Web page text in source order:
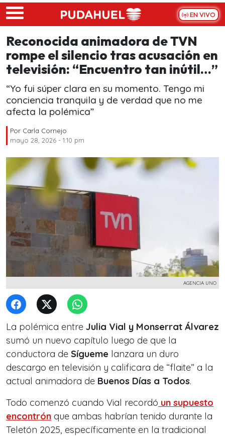
Skip to main content
EN VIVO
Reconocida animadora de TVN
rompe el silencio tras acusación en
televisión: “Encuentro tan inútil…”
“Yo fui súper clara en su momento. Tengo mi
conciencia tranquila y de verdad que no me
afecta la polémica”
Por Carla Cornejo
mayo 28, 2026 - 1:10 pm
AGENCIA UNO
La polémica entre Julia Vial y Monserrat Álvarez
sumó un nuevo capítulo luego de que la
conductora de Sígueme lanzara un duro
descargo en televisión y calificara de “flaite” a la
actual animadora de Buenos Días a Todos.
Todo comenzó cuando Vial recordó un supuesto
encontrón que ambas habrían tenido durante la
Teletón 2025, específicamente en la tradicional